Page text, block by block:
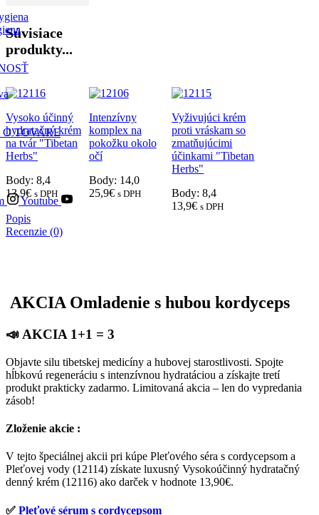
TOVARE
Youtube
Súvisiace
produkty...
Vysoko účinný
hydratačný krém
na tvár "Tibetan
Herbs"
Body: 8,4
13,9€ s DPH
Intenzívny
komplex na
pokožku okolo
očí
Body: 14,0
25,9€ s DPH
Vyživujúci krém
proti vráskam so
zmatňujúcimi
účinkami "Tibetan
Herbs"
Body: 8,4
13,9€ s DPH
Popis
Recenzie (0)
AKCIA Omladenie s hubou kordyceps
📣 AKCIA 1+1 = 3
Objavte silu tibetskej medicíny a hubovej starostlivosti. Spojte
hĺbkovú regeneráciu s intenzívnou hydratáciou a získajte tretí
produkt prakticky zadarmo. Limitovaná akcia – len do vypredania
zásob!
Zloženie akcie :
V tejto špeciálnej akcii pri kúpe Pleťového séra s cordycepsom a
Pleťovej vody (12114) získate luxusný Vysokoúčinný hydratačný
denný krém (12116) ako darček v hodnote 13,90€.
✅ Pleťové sérum s cordycepsom